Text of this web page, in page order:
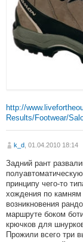
http://
Results/Footwear/
k_d , 01.04.2010 18:14
Задний рант
принципу чего-то
хождения по камням
возникновения
маршруте боком
крючков для
Прожили всего три